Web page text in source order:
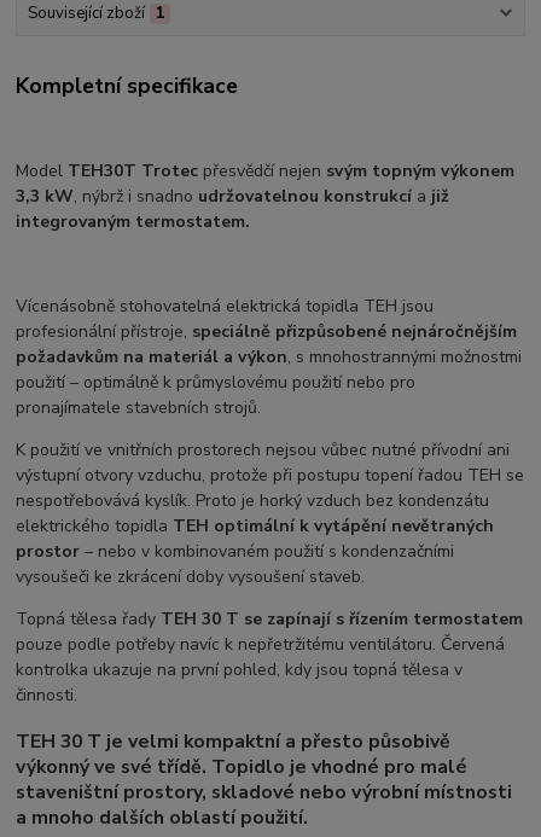
Související zboží 1
Kompletní specifikace
Model TEH30T Trotec přesvědčí nejen svým topným výkonem
3,3 kW, nýbrž i snadno udržovatelnou konstrukcí a již
integrovaným termostatem.
Vícenásobně stohovatelná elektrická topidla TEH jsou
profesionální přístroje, speciálně přizpůsobené nejnáročnějším
požadavkům na materiál a výkon, s mnohostrannými možnostmi
použití – optimálně k průmyslovému použití nebo pro
pronajímatele stavebních strojů.
K použití ve vnitřních prostorech nejsou vůbec nutné přívodní ani
výstupní otvory vzduchu, protože při postupu topení řadou TEH se
nespotřebovává kyslík. Proto je horký vzduch bez kondenzátu
elektrického topidla TEH optimální k vytápění nevětraných
prostor– nebo v kombinovaném použití s kondenzačními
vysoušeči ke zkrácení doby vysoušení staveb.
Topná tělesa řady TEH 30 T se zapínají s řízením termostatem
pouze podle potřeby navíc k nepřetržitému ventilátoru. Červená
kontrolka ukazuje na první pohled, kdy jsou topná tělesa v
činnosti.
TEH 30 T je velmi kompaktní a přesto působivě
výkonný ve své třídě. Topidlo je vhodné pro malé
staveništní prostory, skladové nebo výrobní místnosti
a mnoho dalších oblastí použití.